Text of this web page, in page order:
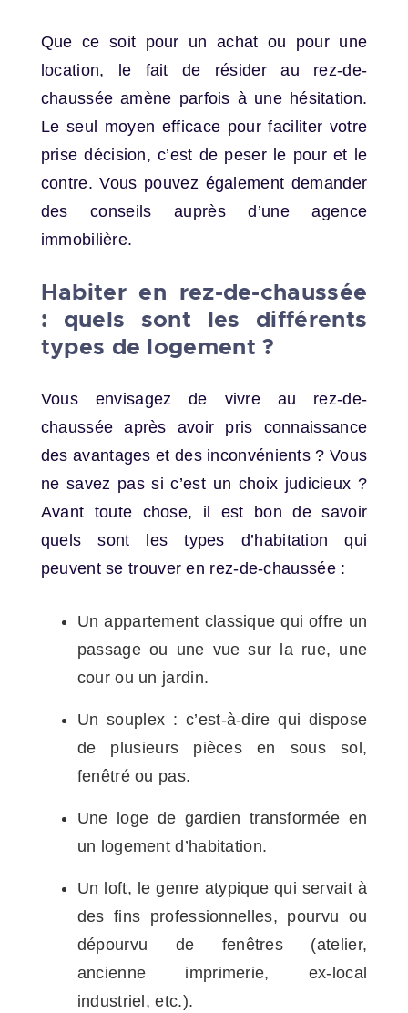
Que ce soit pour un achat ou pour une
location, le fait de résider au rez-de-
chaussée amène parfois à une hésitation.
Le seul moyen efficace pour faciliter votre
prise décision, c’est de peser le pour et le
contre. Vous pouvez également demander
des conseils auprès d’une agence
immobilière.
Habiter en rez-de-chaussée
: quels sont les différents
types de logement ?
Vous envisagez de vivre au rez-de-
chaussée après avoir pris connaissance
des avantages et des inconvénients ? Vous
ne savez pas si c’est un choix judicieux ?
Avant toute chose, il est bon de savoir
quels sont les types d’habitation qui
peuvent se trouver en rez-de-chaussée :
Un appartement classique qui offre un
passage ou une vue sur la rue, une
cour ou un jardin.
Un souplex : c’est-à-dire qui dispose
de plusieurs pièces en sous sol,
fenêtré ou pas.
Une loge de gardien transformée en
un logement d’habitation.
Un loft, le genre atypique qui servait à
des fins professionnelles, pourvu ou
dépourvu de fenêtres (atelier,
ancienne imprimerie, ex-local
industriel, etc.).